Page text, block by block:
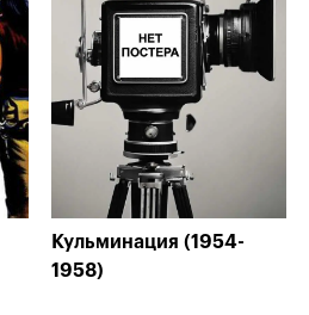
Кульминация (1954-
1958)